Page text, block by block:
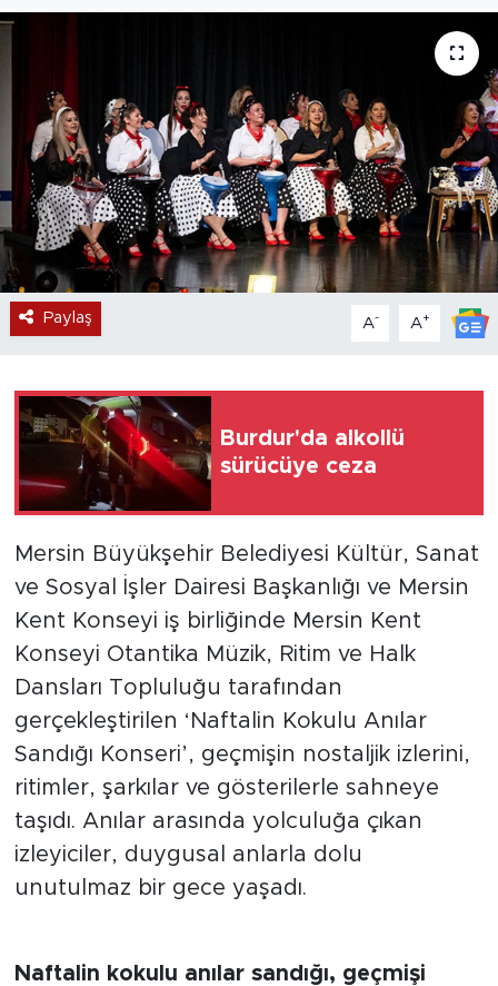
Paylaş A- A+
Burdur'da alkollü
sürücüye ceza
Mersin Büyükşehir Belediyesi Kültür, Sanat
ve Sosyal İşler Dairesi Başkanlığı ve Mersin
Kent Konseyi iş birliğinde Mersin Kent
Konseyi Otantika Müzik, Ritim ve Halk
Dansları Topluluğu tarafından
gerçekleştirilen ‘Naftalin Kokulu Anılar
Sandığı Konseri’, geçmişin nostaljik izlerini,
ritimler, şarkılar ve gösterilerle sahneye
taşıdı. Anılar arasında yolculuğa çıkan
izleyiciler, duygusal anlarla dolu
unutulmaz bir gece yaşadı.
Naftalin kokulu anılar sandığı, geçmişi
Spor
Turizm